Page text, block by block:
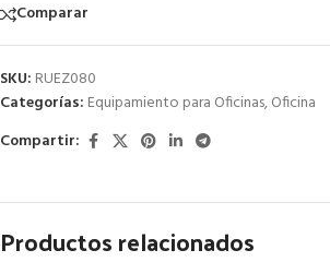
Comparar
SKU: RUEZ080
Categorías: Equipamiento para Oficinas,Oficina
Compartir:
Productos relacionados